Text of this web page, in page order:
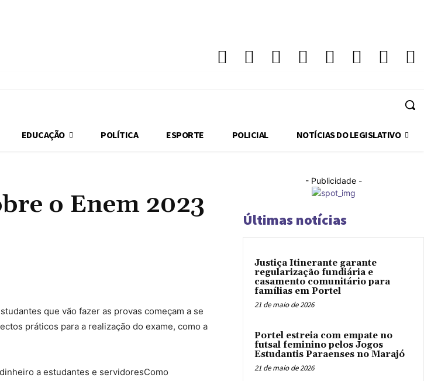
EDUCAÇÃO POLÍTICA ESPORTE POLICIAL NOTÍCIAS DO LEGISLATIVO
o Enem 2023
que vão fazer as provas começam a se
práticos para a realização do exame, como a
a estudantes e servidoresComo
- Publicidade -
Últimas notícias
Justiça Itinerante garante
regularização fundiária e
casamento comunitário para
famílias em Portel
21 de maio de 2026
Portel estreia com empate no
futsal feminino pelos Jogos
Estudantis Paraenses no Marajó
21 de maio de 2026